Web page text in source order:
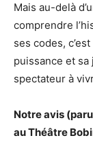
Mais au-delà
comprendre
ses codes,
puissance et
spectateur à
Notre avis
au Théâtre